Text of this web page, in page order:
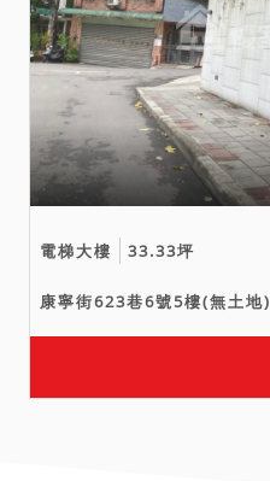
電梯大樓 33.33坪
康寧街623巷6號5樓(無土地)